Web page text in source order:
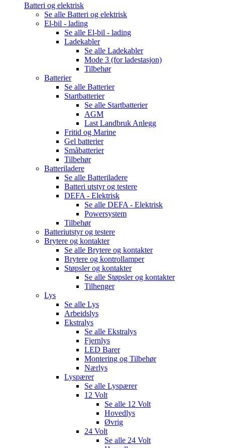
Batteri og elektrisk
Se alle Batteri og elektrisk
El-bil - lading
Se alle El-bil - lading
Ladekabler
Se alle Ladekabler
Mode 3 (for ladestasjon)
Tilbehør
Batterier
Se alle Batterier
Startbatterier
Se alle Startbatterier
AGM
Last Landbruk Anlegg
Fritid og Marine
Gel batterier
Småbatterier
Tilbehør
Batteriladere
Se alle Batteriladere
Batteri utstyr og testere
DEFA - Elektrisk
Se alle DEFA - Elektrisk
Powersystem
Tilbehør
Batteriutstyr og testere
Brytere og kontakter
Se alle Brytere og kontakter
Brytere og kontrollamper
Støpsler og kontakter
Se alle Støpsler og kontakter
Tilhenger
Lys
Se alle Lys
Arbeidslys
Ekstralys
Se alle Ekstralys
Fjernlys
LED Barer
Montering og Tilbehør
Nærlys
Lyspærer
Se alle Lyspærer
12 Volt
Se alle 12 Volt
Hovedlys
Øvrig
24 Volt
Se alle 24 Volt